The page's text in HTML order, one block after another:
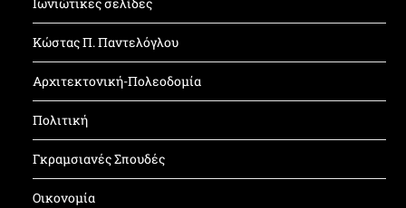
Κώστας Π. Παντελόγλου
Αρχιτεκτονική-Πολεοδομία
Πολιτική
Γκραμσιανές Σπουδές
Οικονομία